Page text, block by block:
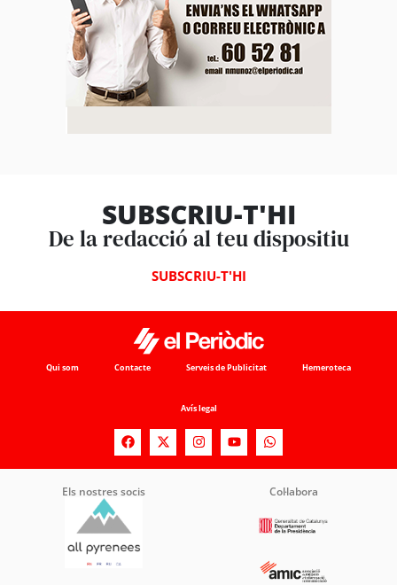
SUBSCRIU-T'HI
De la redacció al teu dispositiu
SUBSCRIU-T'HI
Qui som Contacte Serveis de Publicitat Hemeroteca
Avís legal
Els nostres socis Col·labora